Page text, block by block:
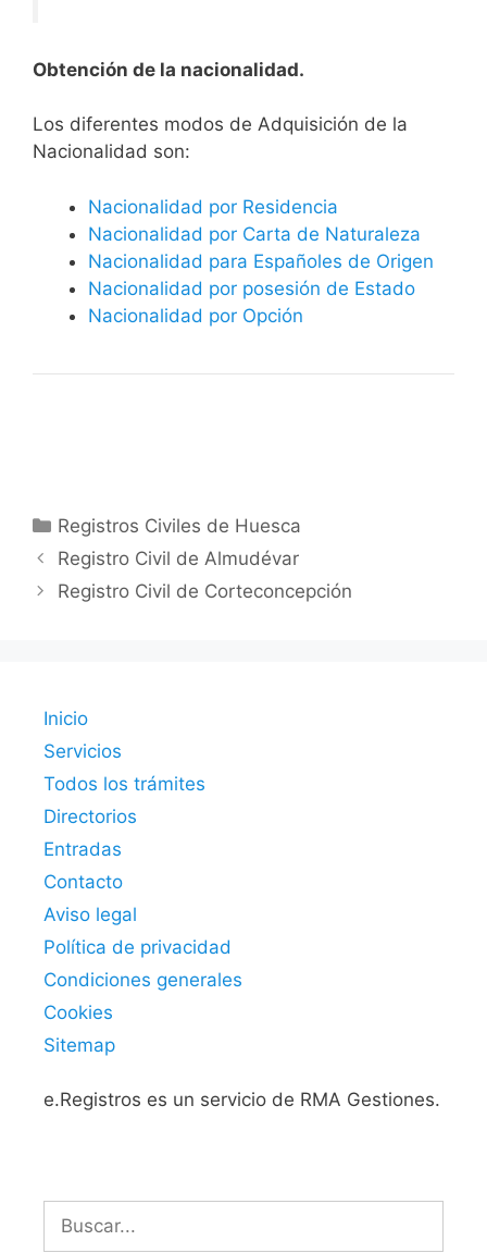
Obtención de la nacionalidad.
​​​Los diferentes modos de Adquisición de la
Nacionalidad son:
Nacionalidad por Residencia
Nacionalidad por Carta de Naturaleza
Nacionalidad para Españoles de Origen
Nacionalidad por posesión de Estado
Nacionalidad por Opción
Categorías
Registros Civiles de Huesca
Registro Civil de Almudévar
Registro Civil de Corteconcepción
Inicio
Servicios
Todos los trámites
Directorios
Entradas
Contacto
Aviso legal
Política de privacidad
Condiciones generales
Cookies
Sitemap
e.Registros es un servicio de RMA Gestiones.
Buscar: